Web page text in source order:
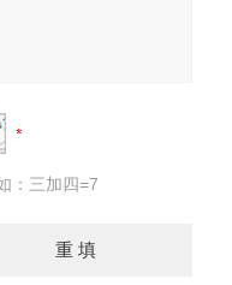
：三加四=7